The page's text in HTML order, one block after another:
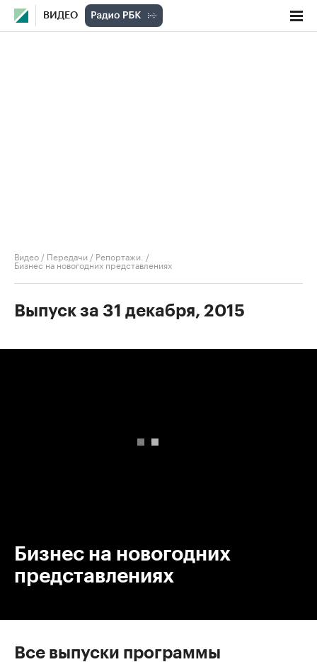
ВИДЕО
Видео / Передачи / Репортажи. /
Бизнес на новогодних представлениях
Выпуск за 31 декабря, 2015
Бизнес на новогодних
представлениях
Все выпуски программы